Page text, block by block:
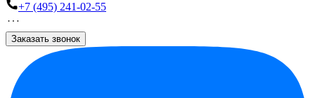
+7 (495) 241-02-55
Заказать звонок